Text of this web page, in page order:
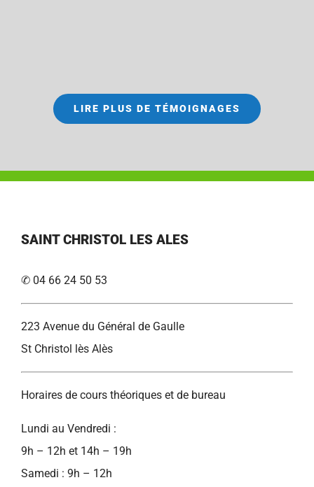
LIRE PLUS DE TÉMOIGNAGES
SAINT CHRISTOL LES ALES
✆ 04 66 24 50 53
223 Avenue du Général de Gaulle
St Christol lès Alès
Horaires de cours théoriques et de bureau
Lundi au Vendredi :
9h – 12h et 14h – 19h
Samedi : 9h – 12h